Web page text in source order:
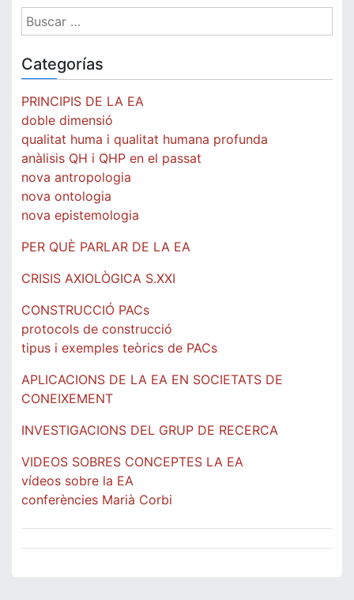
Buscar:
Categorías
PRINCIPIS DE LA EA
doble dimensió
qualitat huma i qualitat humana profunda
anàlisis QH i QHP en el passat
nova antropologia
nova ontologia
nova epistemologia
PER QUÈ PARLAR DE LA EA
CRISIS AXIOLÒGICA S.XXI
CONSTRUCCIÓ PACs
protocols de construcció
tipus i exemples teòrics de PACs
APLICACIONS DE LA EA EN SOCIETATS DE
CONEIXEMENT
INVESTIGACIONS DEL GRUP DE RECERCA
VIDEOS SOBRES CONCEPTES LA EA
vídeos sobre la EA
conferències Marià Corbi